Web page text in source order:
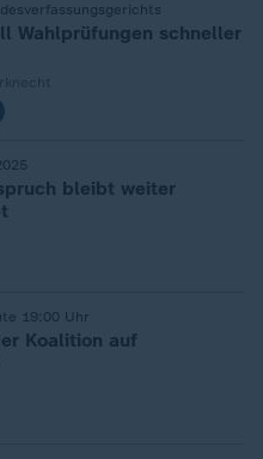
Wahlprüfungen schneller
bleibt weiter
19:00 Uhr
Koalition auf